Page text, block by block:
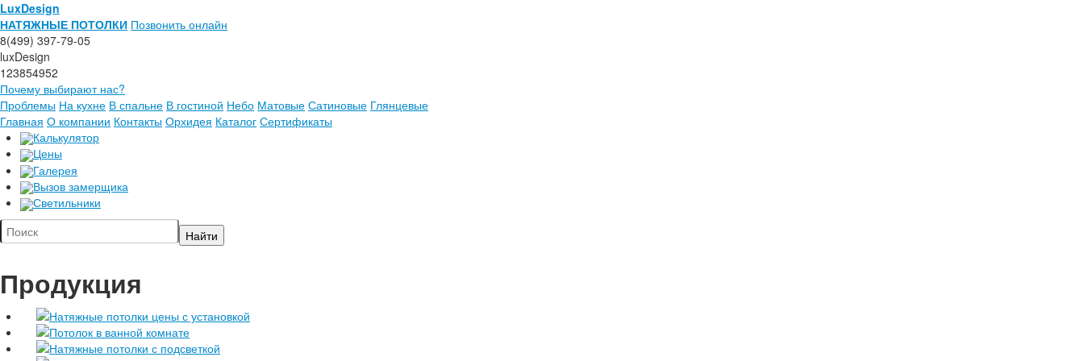
LuxDesign
НАТЯЖНЫЕ ПОТОЛКИ Позвонить онлайн
8(499) 397-79-05
luxDesign
123854952
Почему выбирают нас?
Проблемы На кухне В спальне В гостиной Небо Матовые Сатиновые Глянцевые
Главная О компании Контакты Орхидея Каталог Сертификаты
Калькулятор
Цены
Галерея
Вызов замерщика
Светильники
Продукция
Натяжные потолки цены с установкой
Потолок в ванной комнате
Натяжные потолки с подсветкой